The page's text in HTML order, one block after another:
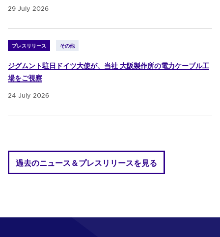
29 July 2026
プレスリリース その他
ジグムント駐日ドイツ大使が、当社 大阪製作所の電力ケーブル工
場をご視察
24 July 2026
過去のニュース＆プレスリリースを見る